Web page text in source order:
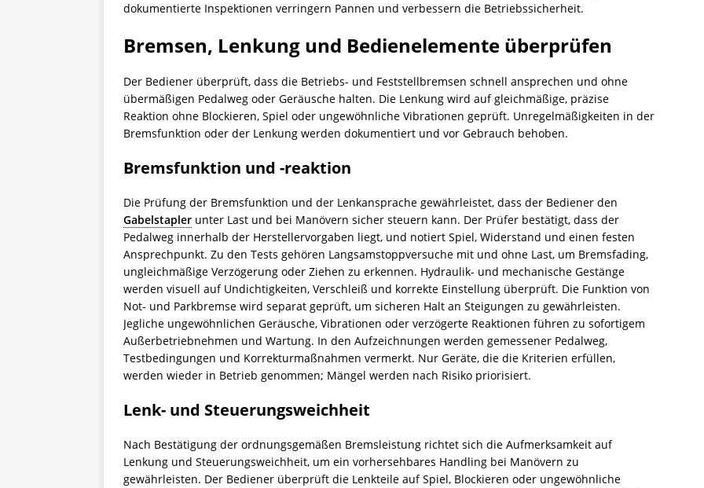
dokumentierte Inspektionen verringern Pannen und verbessern die Betriebssicherheit.
Bremsen, Lenkung und Bedienelemente überprüfen
Der Bediener überprüft, dass die Betriebs- und Feststellbremsen schnell ansprechen und ohne
übermäßigen Pedalweg oder Geräusche halten. Die Lenkung wird auf gleichmäßige, präzise
Reaktion ohne Blockieren, Spiel oder ungewöhnliche Vibrationen geprüft. Unregelmäßigkeiten in der
Bremsfunktion oder der Lenkung werden dokumentiert und vor Gebrauch behoben.
Bremsfunktion und -reaktion
Die Prüfung der Bremsfunktion und der Lenkansprache gewährleistet, dass der Bediener den
Gabelstapler unter Last und bei Manövern sicher steuern kann. Der Prüfer bestätigt, dass der
Pedalweg innerhalb der Herstellervorgaben liegt, und notiert Spiel, Widerstand und einen festen
Ansprechpunkt. Zu den Tests gehören Langsamstoppversuche mit und ohne Last, um Bremsfading,
ungleichmäßige Verzögerung oder Ziehen zu erkennen. Hydraulik- und mechanische Gestänge
werden visuell auf Undichtigkeiten, Verschleiß und korrekte Einstellung überprüft. Die Funktion von
Not- und Parkbremse wird separat geprüft, um sicheren Halt an Steigungen zu gewährleisten.
Jegliche ungewöhnlichen Geräusche, Vibrationen oder verzögerte Reaktionen führen zu sofortigem
Außerbetriebnehmen und Wartung. In den Aufzeichnungen werden gemessener Pedalweg,
Testbedingungen und Korrekturmaßnahmen vermerkt. Nur Geräte, die die Kriterien erfüllen,
werden wieder in Betrieb genommen; Mängel werden nach Risiko priorisiert.
Lenk- und Steuerungsweichheit
Nach Bestätigung der ordnungsgemäßen Bremsleistung richtet sich die Aufmerksamkeit auf
Lenkung und Steuerungsweichheit, um ein vorhersehbares Handling bei Manövern zu
gewährleisten. Der Bediener überprüft die Lenkteile auf Spiel, Blockieren oder ungewöhnliche